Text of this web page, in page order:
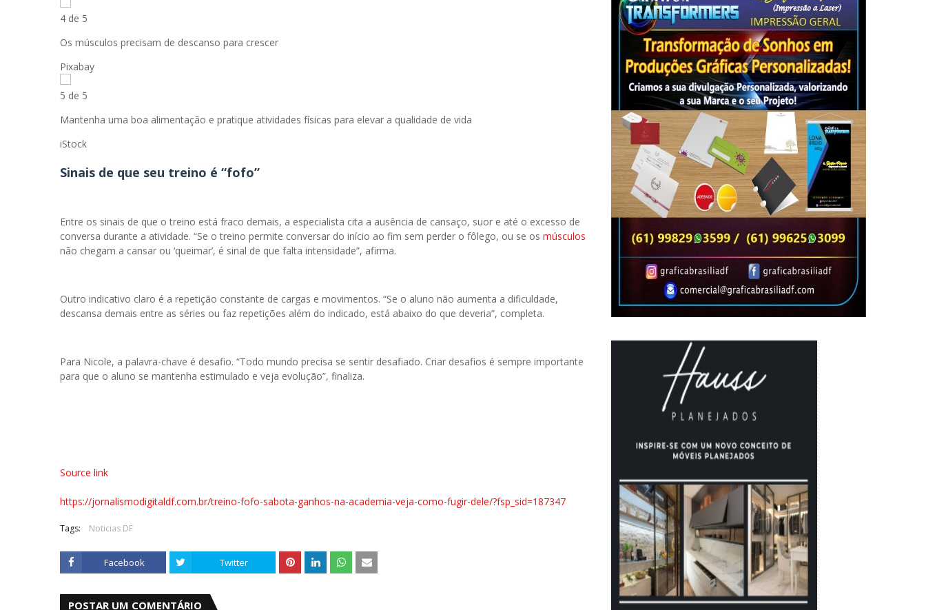
4 de 5
Os músculos precisam de descanso para crescer
Pixabay
5 de 5
Mantenha uma boa alimentação e pratique atividades físicas para elevar a qualidade de vida
iStock
Sinais de que seu treino é “fofo”
Entre os sinais de que o treino está fraco demais, a especialista cita a ausência de cansaço, suor e até o excesso de
conversa durante a atividade. “Se o treino permite conversar do início ao fim sem perder o fôlego, ou se os músculos
não chegam a cansar ou ‘queimar’, é sinal de que falta intensidade”, afirma.
Outro indicativo claro é a repetição constante de cargas e movimentos. “Se o aluno não aumenta a dificuldade,
descansa demais entre as séries ou faz repetições além do indicado, está abaixo do que deveria”, completa.
Para Nicole, a palavra-chave é desafio. “Todo mundo precisa se sentir desafiado. Criar desafios é sempre importante
para que o aluno se mantenha estimulado e veja evolução”, finaliza.
Source link
https://jornalismodigitaldf.com.br/treino-fofo-sabota-ganhos-na-academia-veja-como-fugir-dele/?fsp_sid=187347
Tags: Noticias DF
Facebook Twitter
POSTAR UM COMENTÁRIO